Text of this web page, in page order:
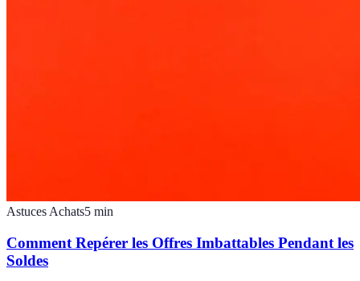
Astuces Achats5 min
Comment Repérer les Offres Imbattables Pendant les
Soldes